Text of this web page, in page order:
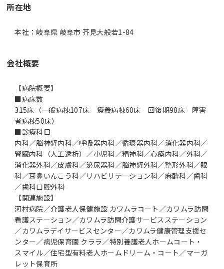
所在地
本社：岐阜県 岐阜市 芥見大般若1-84
会社概要
【病院概要】
■病床数
315床（一般病棟107床 療養病棟60床 回復期98床 障害
者病棟50床）
■診療科目
内科／脳神経内科／呼吸器内科／循環器内科／消化器内科／
腎臓内科（人工透析）／小児科／精神科／心療内科／外科／
消化器外科／皮膚科／泌尿器科／脳神経外科／整形外科／眼
科／耳鼻いんこう科／リハビリテーション科／麻酔科／歯科
／歯科口腔外科
【関連施設】
河村病院／介護老人保健施設 カワムラコート／カワムラ訪問
看護ステーション／カワムラ訪問介護サービスステーション
／カワムラデイサービスセンター／カワムラ健康管理支援セ
ンター／病児保育園 クララ／特別養護老人ホームコート・
スマイル／住宅型有料老人ホームドリーム・コート／マーガ
レット保育所